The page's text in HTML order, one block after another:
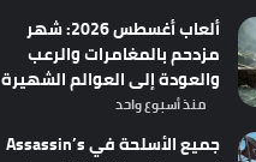
ألعاب أغسطس 2026: شهر
مزدحم بالمغامرات والرعب
والعودة إلى العوالم الشهيرة
منذ أسبوع واحد
جميع الأسلحة في Assassin’s